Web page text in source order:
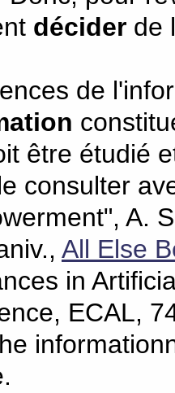
décider de
de
être étudié
consulter
A.
All Else
in
ECAL,